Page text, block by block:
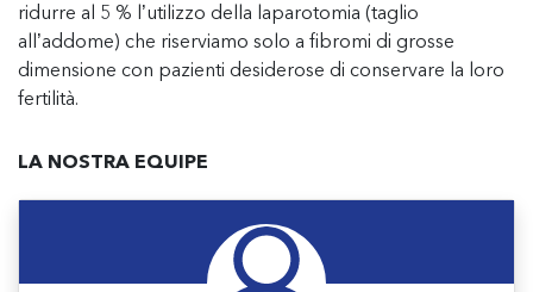
ridurre al 5 % l’utilizzo della laparotomia (taglio
all’addome) che riserviamo solo a fibromi di grosse
dimensione con pazienti desiderose di conservare la loro
fertilità.
LA NOSTRA EQUIPE